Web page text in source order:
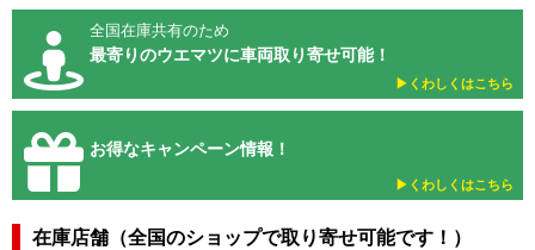
全国在庫共有のため
最寄りのウエマツに車両取り寄せ可能！
▶︎くわしくはこちら
お得なキャンペーン情報！
▶︎くわしくはこちら
在庫店舗（全国のショップで取り寄せ可能です！）